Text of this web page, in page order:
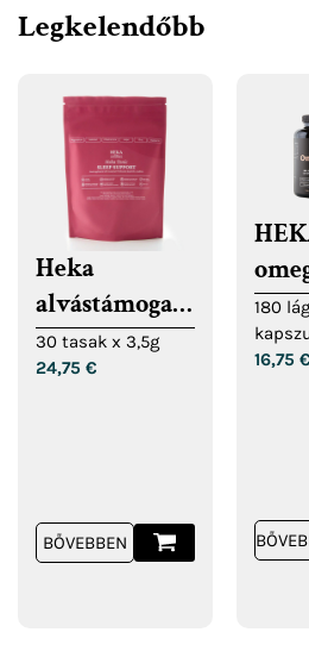
Legkelendőbb
Heka
alvástámogató
ital
30 tasak x 3,5g
24,75 €
BŐVEBBEN
180
16,75 €